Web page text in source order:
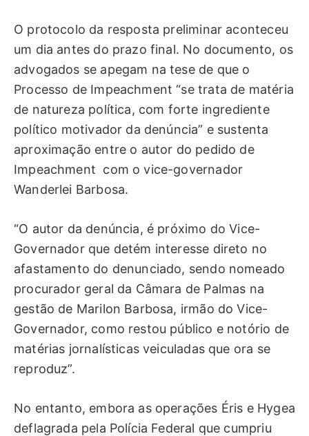
O protocolo da resposta preliminar aconteceu
um dia antes do prazo final. No documento, os
advogados se apegam na tese de que o
Processo de Impeachment “se trata de matéria
de natureza política, com forte ingrediente
político motivador da denúncia” e sustenta
aproximação entre o autor do pedido de
Impeachment com o vice-governador
Wanderlei Barbosa.
“O autor da denúncia, é próximo do Vice-
Governador que detém interesse direto no
afastamento do denunciado, sendo nomeado
procurador geral da Câmara de Palmas na
gestão de Marilon Barbosa, irmão do Vice-
Governador, como restou público e notório de
matérias jornalísticas veiculadas que ora se
reproduz”.
No entanto, embora as operações Éris e Hygea
deflagrada pela Polícia Federal que cumpriu